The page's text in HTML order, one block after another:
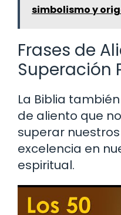
simbolismo y
Frases de
Superación
La Biblia
de aliento que
superar
excelencia en
espiritual.